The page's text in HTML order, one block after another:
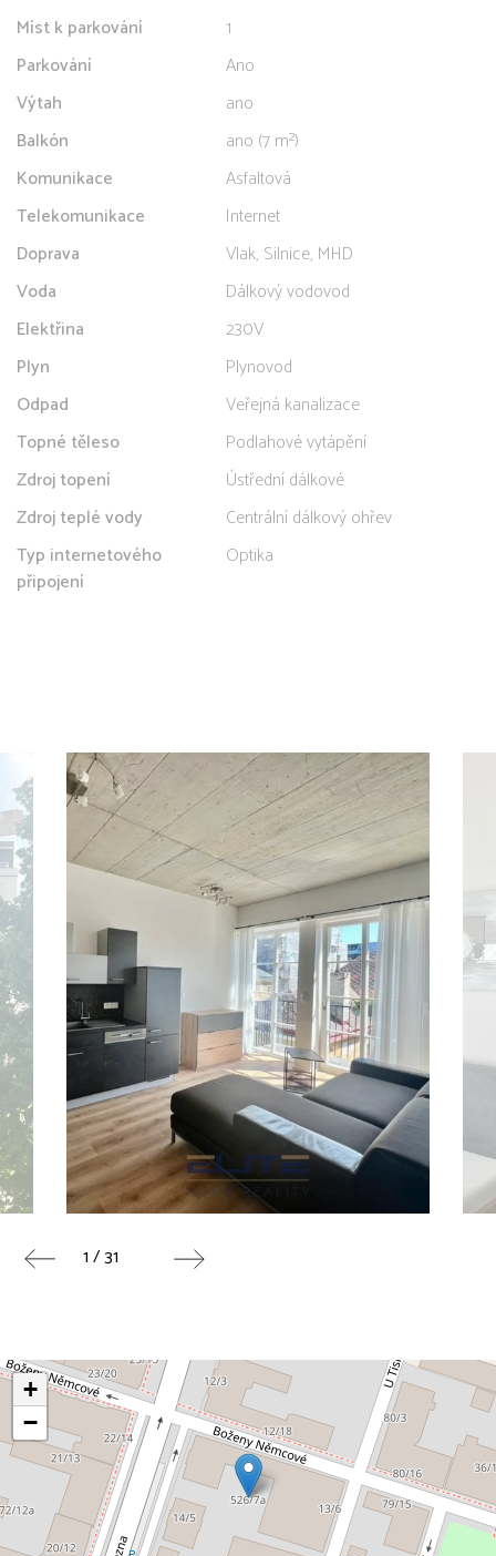
Míst k parkování
1
Parkování
Ano
Výtah
ano
Balkón
ano (7 m²)
Komunikace
Asfaltová
Telekomunikace
Internet
Doprava
Vlak, Silnice, MHD
Voda
Dálkový vodovod
Elektřina
230V
Plyn
Plynovod
Odpad
Veřejná kanalizace
Topné těleso
Podlahové vytápění
Zdroj topení
Ústřední dálkové
Zdroj teplé vody
Centrální dálkový ohřev
Typ internetového
připojení
Optika
1 / 31
+
−